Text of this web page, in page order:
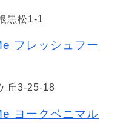
黒松1-1
フレッシュフー
丘3-25-18
ヨークベニマル